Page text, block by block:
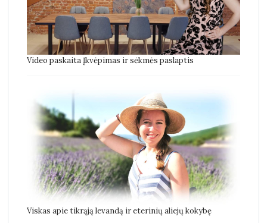
Video paskaita Įkvėpimas ir sėkmės paslaptis
Viskas apie tikrąją levandą ir eterinių aliejų kokybę